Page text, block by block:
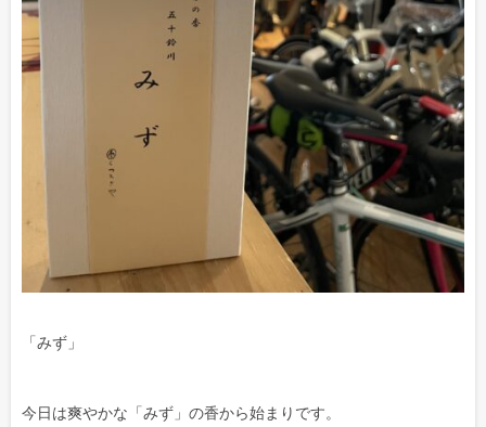
「みず」
今日は爽やかな「みず」の香から始まりです。